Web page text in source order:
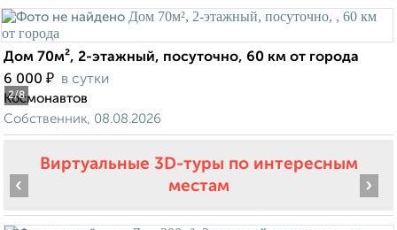
2/8
Дом 70м², 2-этажный, посуточно, 60 км от города
6 000 ₽ в сутки
Космонавтов
Собственник, 08.08.2026
Виртуальные 3D-туры по интересным
местам
‹ ›